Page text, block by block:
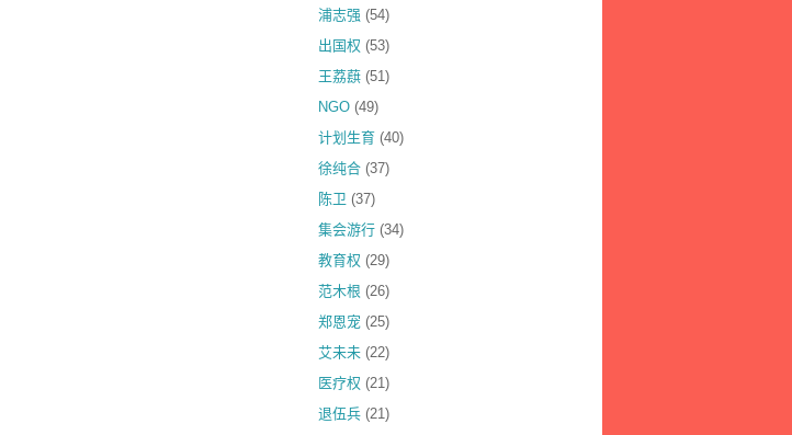
浦志强 (54)
出国权 (53)
王荔蕻 (51)
NGO (49)
计划生育 (40)
徐纯合 (37)
陈卫 (37)
集会游行 (34)
教育权 (29)
范木根 (26)
郑恩宠 (25)
艾未未 (22)
医疗权 (21)
退伍兵 (21)